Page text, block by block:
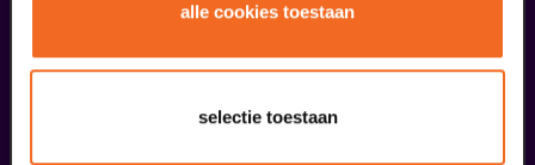
alle cookies toestaan
selectie toestaan